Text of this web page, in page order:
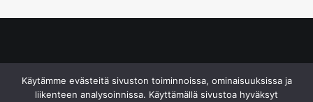
Käytämme evästeitä sivuston toiminnoissa, ominaisuuksissa ja
liikenteen analysoinnissa. Käyttämällä sivustoa hyväksyt